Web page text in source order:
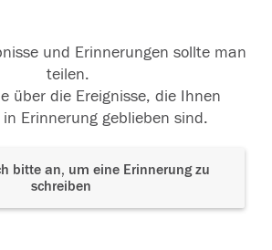
und Erinnerungen sollte man
teilen.
über die Ereignisse, die Ihnen
in Erinnerung geblieben sind.
bitte an, um eine Erinnerung zu
schreiben